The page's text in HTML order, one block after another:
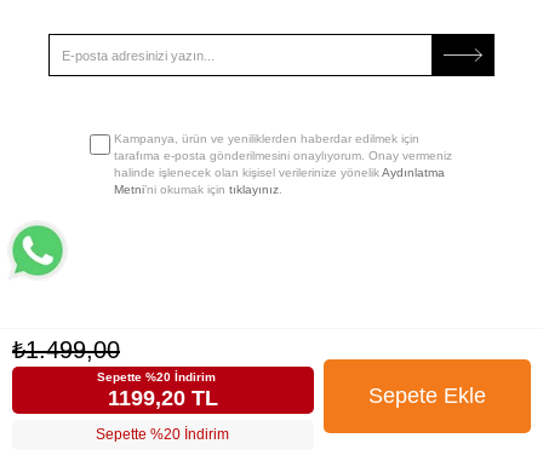
₺1.499,00
Sepette %20 İndirim
1199,20 TL
Sepette %20 İndirim
Kampanya, ürün ve yeniliklerden haberdar edilmek için
tarafıma e-posta gönderilmesini onaylıyorum. Onay vermeniz
halinde işlenecek olan kişisel verilerinize yönelikAydınlatma
Metni’ni okumak için tıklayınız.